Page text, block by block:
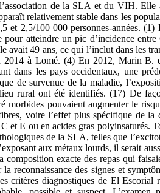
de la SLA et du VIH. Elle
relativement stable dans les
et 2,5/100 000 personnes-années.
pour atteindre un pic d’incidence
avait 49 ans, ce qui l’inclut dans les
2014 à Lomé. (4) En 2012, Marin B.
dans les pays occidentaux, une
de survenue de la maladie,
rural ont été identifiés. (17) De
morbides pouvaient augmenter le
voire l’effet plus spécifique de
et E ou en acides gras polyinsaturés.
de la SLA, telles que
aux métaux lourds, il serait
composition exacte des repas qui
reconnaissance des signes et
critères diagnostiques de El Escorial